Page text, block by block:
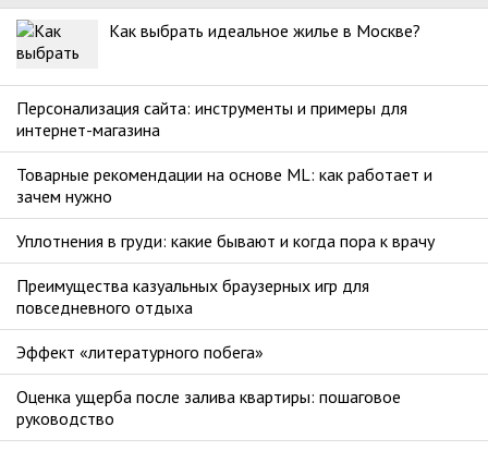
Как выбрать идеальное жилье в Москве?
Персонализация сайта: инструменты и примеры для
интернет-магазина
Товарные рекомендации на основе ML: как работает и
зачем нужно
Уплотнения в груди: какие бывают и когда пора к врачу
Преимущества казуальных браузерных игр для
повседневного отдыха
Эффект «литературного побега»
Оценка ущерба после залива квартиры: пошаговое
руководство